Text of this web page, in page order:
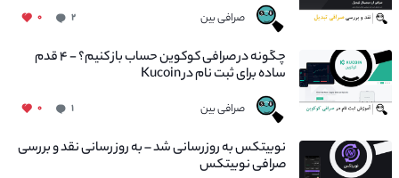
صرافی بین ۲ ۰
چگونه در صرافی کوکوین حساب باز کنیم؟ - ۴ قدم
ساده برای ثبت نام در Kucoin
صرافی بین ۱ ۰
نوبیتکس به روزرسانی شد – به روز رسانی نقد و بررسی
صرافی نوبیتکس